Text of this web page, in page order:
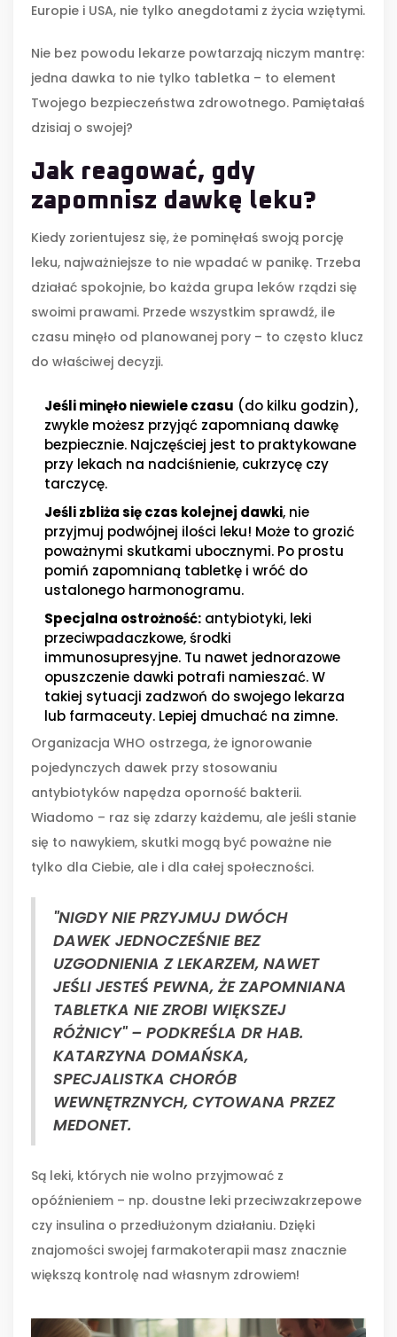
Europie i USA, nie tylko anegdotami z życia wziętymi.
Nie bez powodu lekarze powtarzają niczym mantrę:
jedna dawka to nie tylko tabletka – to element
Twojego bezpieczeństwa zdrowotnego. Pamiętałaś
dzisiaj o swojej?
Jak reagować, gdy
zapomnisz dawkę leku?
Kiedy zorientujesz się, że pominęłaś swoją porcję
leku, najważniejsze to nie wpadać w panikę. Trzeba
działać spokojnie, bo każda grupa leków rządzi się
swoimi prawami. Przede wszystkim sprawdź, ile
czasu minęło od planowanej pory – to często klucz
do właściwej decyzji.
Jeśli minęło niewiele czasu (do kilku godzin),
zwykle możesz przyjąć zapomnianą dawkę
bezpiecznie. Najczęściej jest to praktykowane
przy lekach na nadciśnienie, cukrzycę czy
tarczycę.
Jeśli zbliża się czas kolejnej dawki, nie
przyjmuj podwójnej ilości leku! Może to grozić
poważnymi skutkami ubocznymi. Po prostu
pomiń zapomnianą tabletkę i wróć do
ustalonego harmonogramu.
Specjalna ostrożność: antybiotyki, leki
przeciwpadaczkowe, środki
immunosupresyjne. Tu nawet jednorazowe
opuszczenie dawki potrafi namieszać. W
takiej sytuacji zadzwoń do swojego lekarza
lub farmaceuty. Lepiej dmuchać na zimne.
Organizacja WHO ostrzega, że ignorowanie
pojedynczych dawek przy stosowaniu
antybiotyków napędza oporność bakterii.
Wiadomo – raz się zdarzy każdemu, ale jeśli stanie
się to nawykiem, skutki mogą być poważne nie
tylko dla Ciebie, ale i dla całej społeczności.
"NIGDY NIE PRZYJMUJ DWÓCH
DAWEK JEDNOCZEŚNIE BEZ
UZGODNIENIA Z LEKARZEM, NAWET
JEŚLI JESTEŚ PEWNA, ŻE ZAPOMNIANA
TABLETKA NIE ZROBI WIĘKSZEJ
RÓŻNICY" – PODKREŚLA DR HAB.
KATARZYNA DOMAŃSKA,
SPECJALISTKA CHORÓB
WEWNĘTRZNYCH, CYTOWANA PRZEZ
MEDONET.
Są leki, których nie wolno przyjmować z
opóźnieniem – np. doustne leki przeciwzakrzepowe
czy insulina o przedłużonym działaniu. Dzięki
znajomości swojej farmakoterapii masz znacznie
większą kontrolę nad własnym zdrowiem!